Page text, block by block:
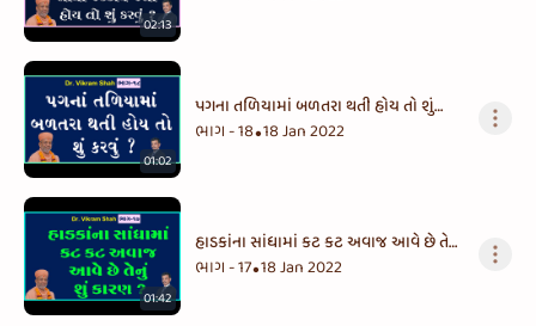
02:13
01:02
પગના તળિયામાં બળતરા થતી હોય તો શું
કરવું ?
ભાગ - 18•18 Jan 2022
01:42
હાડકાંના સાંધામાં કટ કટ અવાજ આવે છે તેનું
શું કારણ ?
ભાગ - 17•18 Jan 2022